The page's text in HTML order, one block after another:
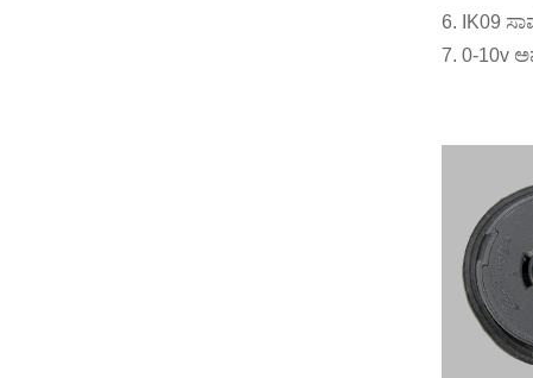
6. IK09
7. 0-10v